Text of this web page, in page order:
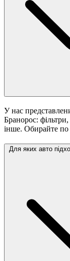
У нас
Бранорос: фільтри,
інше. Обирайте по
Для яких авто